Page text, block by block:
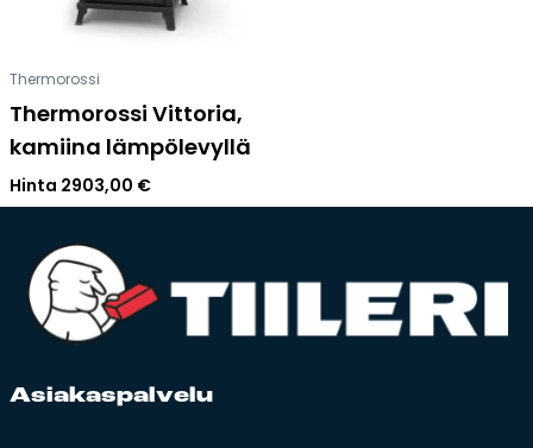
Thermorossi
Thermorossi Vittoria,
kamiina lämpölevyllä
Hinta 2903,00 €
Asia­kas­pal­ve­lu